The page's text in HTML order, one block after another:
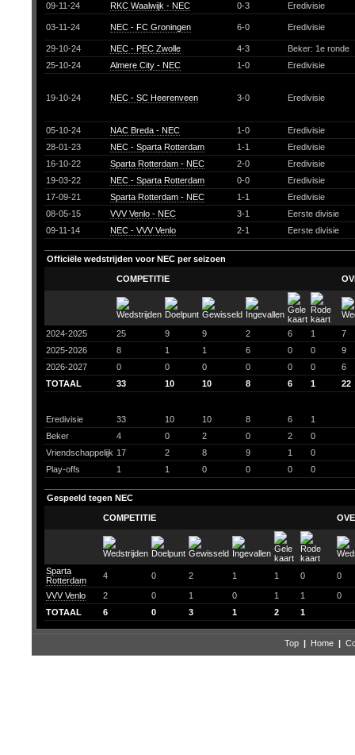
09-11-24
RKC Waalwijk - NEC 0-3 Eredivisie
03-11-24 NEC - FC Groningen 6-0 Eredivisie
29-10-24 NEC - PEC Zwolle 4-3
Beker: 1e ronde
25-10-24
Almere City - NEC 1-0 Eredivisie
19-10-24 NEC - SC Heerenveen 3-0 Eredivisie
05-10-24 NAC Breda - NEC 1-0
Eredivisie
28-01-23
NEC - Sparta Rotterdam 1-1
Eredivisie
16-10-22
Sparta Rotterdam - NEC 2-0
Eredivisie
19-03-22
NEC - Sparta Rotterdam 0-0
Eredivisie
17-09-21
Sparta Rotterdam - NEC 1-1
Eredivisie
08-05-15
VVV Venlo - NEC 3-1
Eerste divisie
09-11-14
NEC - VVV Venlo 2-1 Eerste divisie
Officiële wedstrijden voor NEC per seizoen
COMPETITIE
2024-2025 25 9 9 2 6 1
7
2025-2026
8 1 1 6 0 0
9
2026-2027
0 0 0 0 0 0
6
TOTAAL
33 10 10 8 6 1 22
Eredivisie 33 10 10 8 6
1
Beker
4 0 2 0 2
0
Vriendschappelijk 17 2 8 9 1
0
Play-offs
1 1 0 0 0 0
Gespeeld tegen NEC
COMPETITIE
Sparta
Rotterdam
4 0 2 1 1 0 0
VVV Venlo 2 0 1 0 1 1
0
TOTAAL
6 0 3 1 2 1
Top | Home |